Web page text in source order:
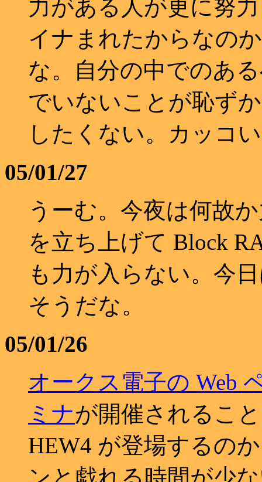
力がある人が更に努
イナまれたからなの
な。自分の中でのあ
でいないことが恥ず
したくない。カッコ
05/01/27
うーむ。今夜は何故
を立ち上げて Block
も力が入らない。今
そうだな。
05/01/26
オークス電子の Web
ミナが開催されるこ
HEW4 が登場するの